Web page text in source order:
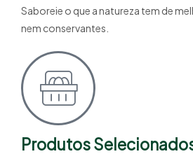
Saboreie o que a natureza tem de
nem conservantes.
Produtos